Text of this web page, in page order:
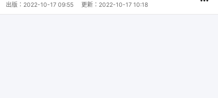
出版： 2022-10-17 09:55 更新： 2022-10-17 10:18